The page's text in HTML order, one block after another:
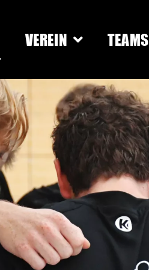
VEREIN TEAMS